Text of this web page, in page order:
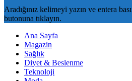
Aradığınız kelimeyi yazın ve entera
butonuna tıklayın.
Ana Sayfa
Magazin
Sağlık
Diyet & Beslenme
Teknoloji